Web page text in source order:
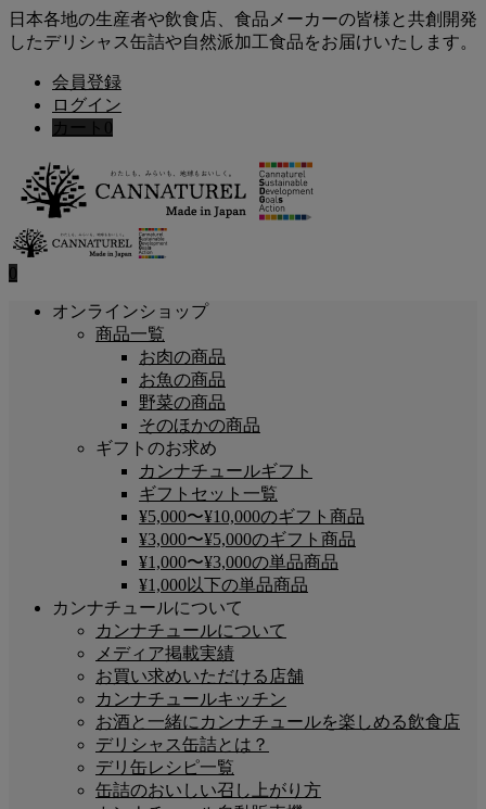
日本各地の生産者や飲食店、食品メーカーの皆様と共創開発
したデリシャス缶詰や自然派加工食品をお届けいたします。
会員登録
ログイン
カート 0
0
オンラインショップ
商品一覧
お肉の商品
お魚の商品
野菜の商品
そのほかの商品
ギフトのお求め
カンナチュールギフト
ギフトセット一覧
¥5,000〜¥10,000のギフト商品
¥3,000〜¥5,000のギフト商品
¥1,000〜¥3,000の単品商品
¥1,000以下の単品商品
カンナチュールについて
カンナチュールについて
メディア掲載実績
お買い求めいただける店舗
カンナチュールキッチン
お酒と一緒にカンナチュールを楽しめる飲食店
デリシャス缶詰とは？
デリ缶レシピ一覧
缶詰のおいしい召し上がり方